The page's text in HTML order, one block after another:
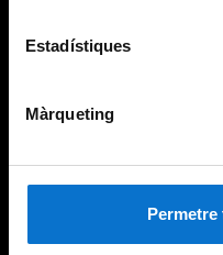
Estadístiques
Màrqueting
Permetre